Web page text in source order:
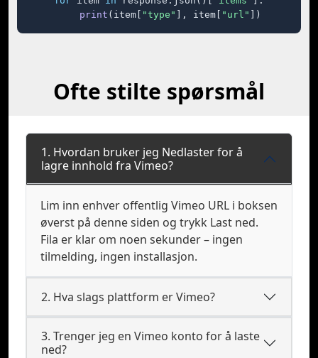
print (item[ "type" ], item[ "url" ])
Ofte stilte spørsmål
1. Hvordan bruker jeg Nedlaster for å
lagre innhold fra Vimeo?
Lim inn enhver offentlig Vimeo URL i boksen
øverst på denne siden og trykk Last ned.
Fila er klar om noen sekunder – ingen
tilmelding, ingen installasjon.
2. Hva slags plattform er Vimeo?
3. Trenger jeg en Vimeo konto for å laste
ned?